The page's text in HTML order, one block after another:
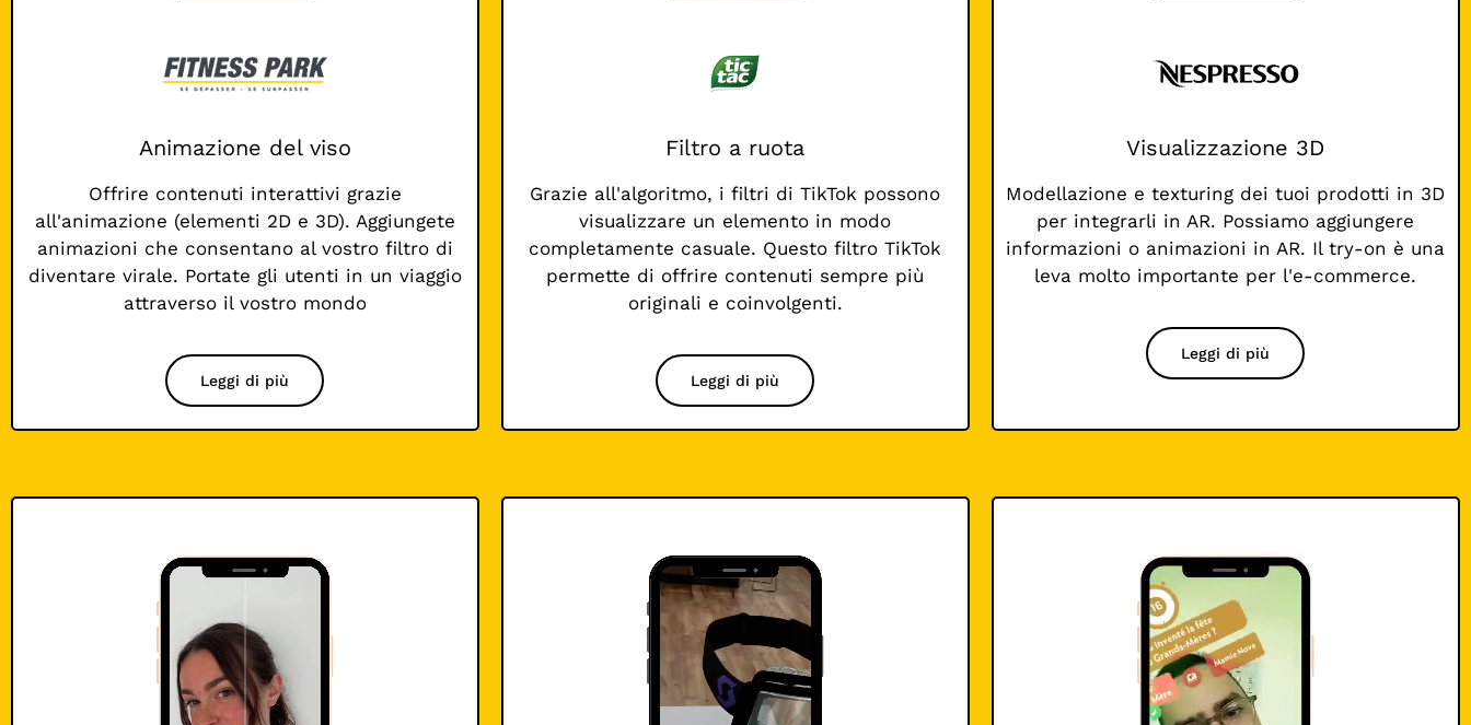
Animazione del viso
Offrire contenuti interattivi grazie
all'animazione (elementi 2D e 3D). Aggiungete
animazioni che consentano al vostro filtro di
diventare virale. Portate gli utenti in un viaggio
attraverso il vostro mondo
Leggi di più
Filtro a ruota
Grazie all'algoritmo, i filtri di TikTok possono
visualizzare un elemento in modo
completamente casuale. Questo filtro TikTok
permette di offrire contenuti sempre più
originali e coinvolgenti.
Leggi di più
Visualizzazione 3D
Modellazione e texturing dei tuoi prodotti in 3D
per integrarli in AR. Possiamo aggiungere
informazioni o animazioni in AR. Il try-on è una
leva molto importante per l'e-commerce.
Leggi di più